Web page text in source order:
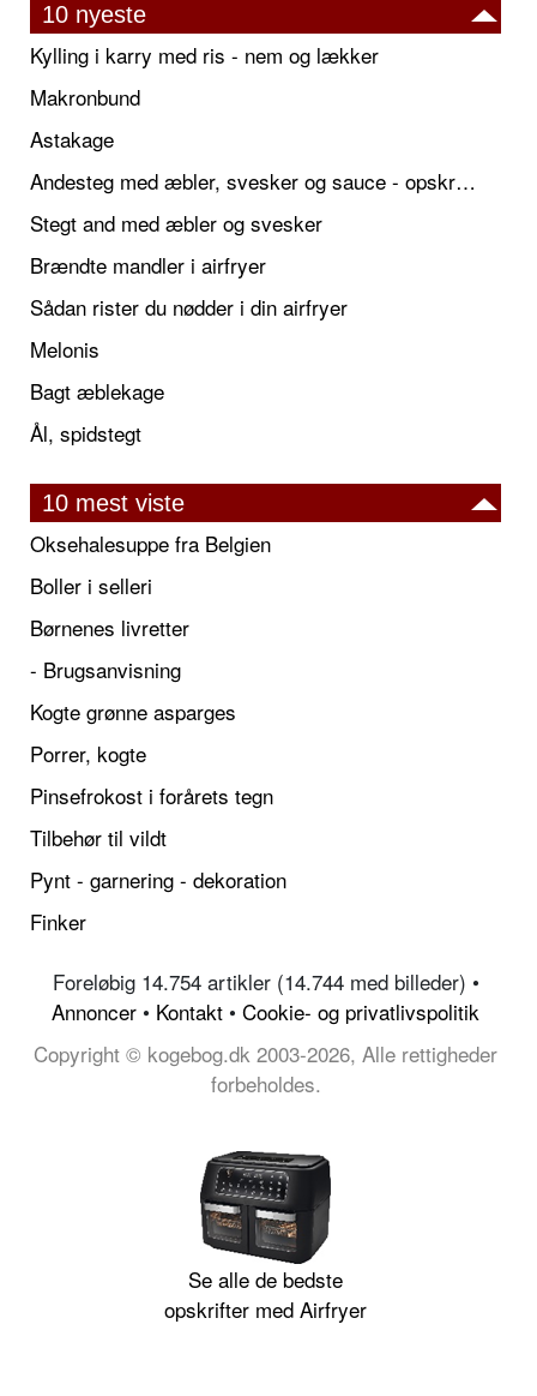
10 nyeste
Kylling i karry med ris - nem og lækker
Makronbund
Astakage
Andesteg med æbler, svesker og sauce - opskrift også til jul
Stegt and med æbler og svesker
Brændte mandler i airfryer
Sådan rister du nødder i din airfryer
Melonis
Bagt æblekage
Ål, spidstegt
10 mest viste
Oksehalesuppe fra Belgien
Boller i selleri
Børnenes livretter
- Brugsanvisning
Kogte grønne asparges
Porrer, kogte
Pinsefrokost i forårets tegn
Tilbehør til vildt
Pynt - garnering - dekoration
Finker
Foreløbig 14.754 artikler (14.744 med billeder) •
Annoncer • Kontakt • Cookie- og privatlivspolitik
Copyright © kogebog.dk 2003-2026, Alle rettigheder
forbeholdes.
Se alle de bedste
opskrifter med Airfryer